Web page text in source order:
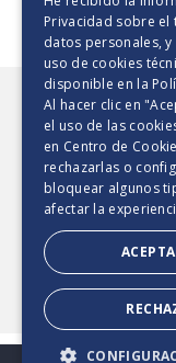
Elite Triple
2025. TODOS LOS
Privacidad sobre el
datos personales,
uso de cookies
disponible en la
Al hacer clic en
el uso de las
en Centro de
rechazarlas o
bloquear algunos
afectar la